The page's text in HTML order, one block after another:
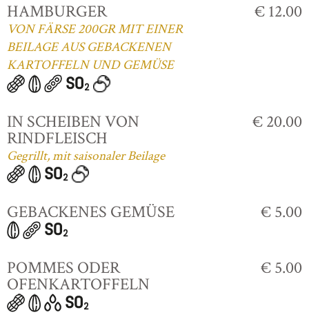
HAMBURGER
VON FÄRSE 200GR MIT EINER
BEILAGE AUS GEBACKENEN
KARTOFFELN UND GEMÜSE
€ 12.00
IN SCHEIBEN VON
RINDFLEISCH
Gegrillt, mit saisonaler Beilage
€ 20.00
GEBACKENES GEMÜSE € 5.00
POMMES ODER
OFENKARTOFFELN
€ 5.00